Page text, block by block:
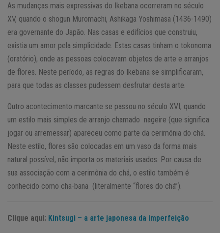
As mudanças mais expressivas do Ikebana ocorreram no século
XV, quando o shogun Muromachi, Ashikaga Yoshimasa (1436-1490)
era governante do Japão. Nas casas e edifícios que construiu,
existia um amor pela simplicidade. Estas casas tinham o tokonoma
(oratório), onde as pessoas colocavam objetos de arte e arranjos
de flores. Neste período, as regras do Ikebana se simplificaram,
para que todas as classes pudessem desfrutar desta arte.
Outro acontecimento marcante se passou no século XVI, quando
um estilo mais simples de arranjo chamado nageire (que significa
jogar ou arremessar) apareceu como parte da cerimônia do chá.
Neste estilo, flores são colocadas em um vaso da forma mais
natural possível, não importa os materiais usados. Por causa de
sua associação com a cerimônia do chá, o estilo também é
conhecido como cha-bana (literalmente “flores do chá”).
Clique aqui: Kintsugi – a arte japonesa da imperfeição